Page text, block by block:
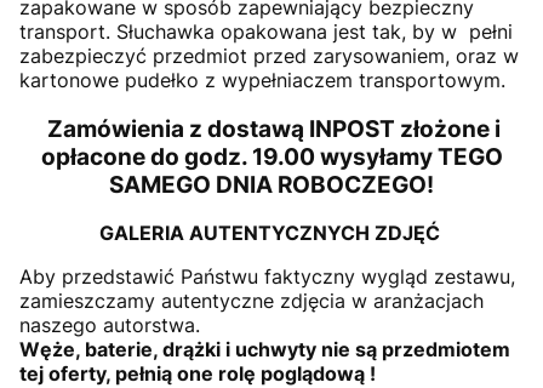
zapakowane w sposób zapewniający bezpieczny
transport. Słuchawka opakowana jest tak, by w pełni
zabezpieczyć przedmiot przed zarysowaniem, oraz w
kartonowe pudełko z wypełniaczem transportowym.
Zamówienia z dostawą INPOST złożone i
opłacone do godz. 19.00 wysyłamy TEGO
SAMEGO DNIA ROBOCZEGO!
GALERIA AUTENTYCZNYCH ZDJĘĆ
Aby przedstawić Państwu faktyczny wygląd zestawu,
zamieszczamy autentyczne zdjęcia w aranżacjach
naszego autorstwa.
Węże, baterie, drążki i uchwyty nie są przedmiotem
tej oferty, pełnią one rolę poglądową !